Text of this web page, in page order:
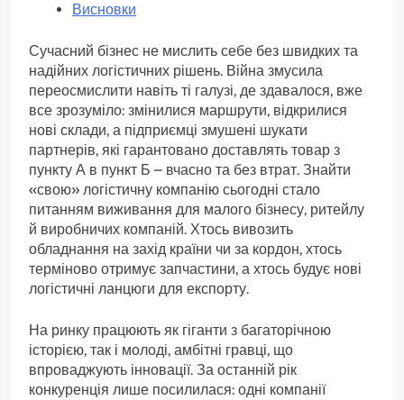
Висновки
Сучасний бізнес не мислить себе без швидких та
надійних логістичних рішень. Війна змусила
переосмислити навіть ті галузі, де здавалося, вже
все зрозуміло: змінилися маршрути, відкрилися
нові склади, а підприємці змушені шукати
партнерів, які гарантовано доставлять товар з
пункту А в пункт Б – вчасно та без втрат. Знайти
«свою» логістичну компанію сьогодні стало
питанням виживання для малого бізнесу, ритейлу
й виробничих компаній. Хтось вивозить
обладнання на захід країни чи за кордон, хтось
терміново отримує запчастини, а хтось будує нові
логістичні ланцюги для експорту.
На ринку працюють як гіганти з багаторічною
історією, так і молоді, амбітні гравці, що
впроваджують інновації. За останній рік
конкуренція лише посилилася: одні компанії